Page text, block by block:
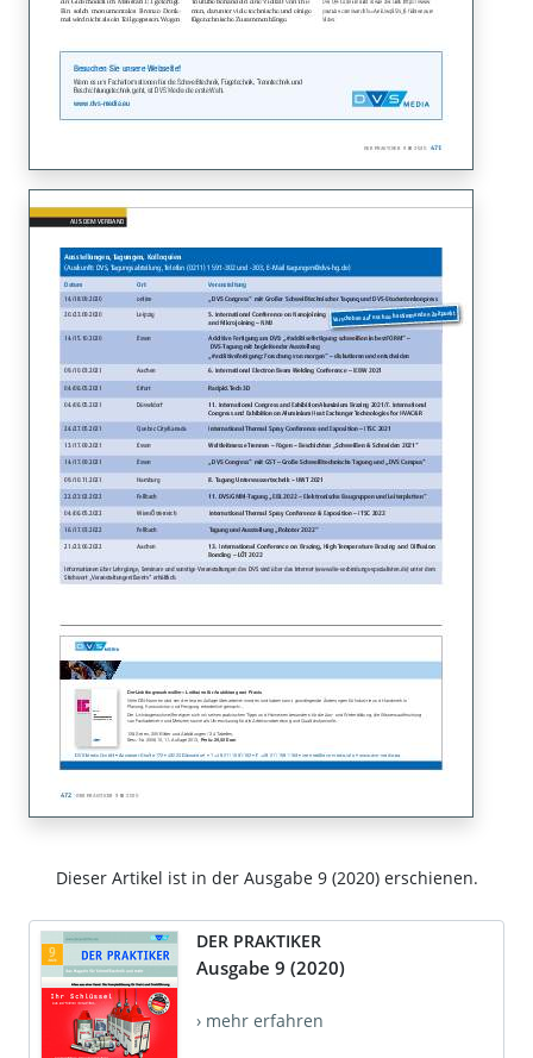
Dieser Artikel ist in der Ausgabe 9 (2020) erschienen.
DER PRAKTIKER
Ausgabe 9 (2020)
› mehr erfahren